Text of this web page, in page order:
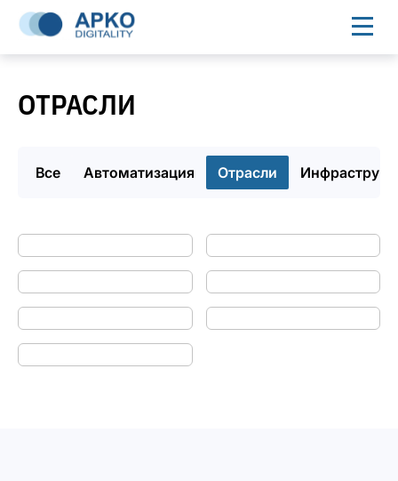
ОТРАСЛИ
Все Автоматизация Отрасли